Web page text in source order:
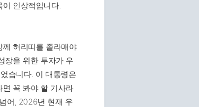
인상적입니다.
허리띠를 졸라매야
장을 위한 투자가 우
습니다. 이 대통령은
꼭 봐야 할 기사라
어, 2026년 현재 우